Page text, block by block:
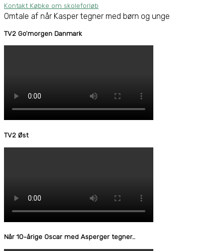
Kontakt Købke om skoleforløb
Omtale af når Kasper tegner med børn og unge
TV2 Go’morgen Danmark
TV2 Øst
Når 10-årige Oscar med Asperger tegner…